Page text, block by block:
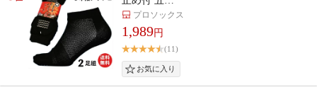
プロソックス
1,989円
(11)